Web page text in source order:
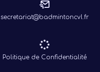
secretariat@badmintoncvl.fr
Politique de Confidentialité